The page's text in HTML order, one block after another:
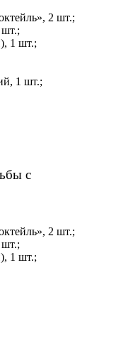
2 шт.;
1 шт.;
1 шт.;
с
2 шт.;
1 шт.;